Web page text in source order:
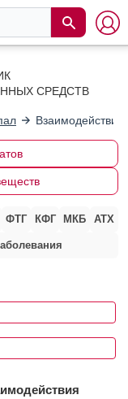
СРЕДСТВ
ФТГ КФГ МКБ АТХ